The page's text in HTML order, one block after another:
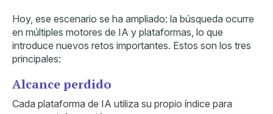
Hoy, ese escenario se ha ampliado: la búsqueda ocurre
en múltiples motores de IA y plataformas, lo que
introduce nuevos retos importantes. Estos son los tres
principales:
Alcance perdido
Cada plataforma de IA utiliza su propio índice para